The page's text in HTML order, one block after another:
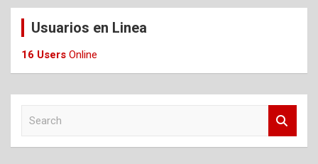
Usuarios en Linea
16 Users Online